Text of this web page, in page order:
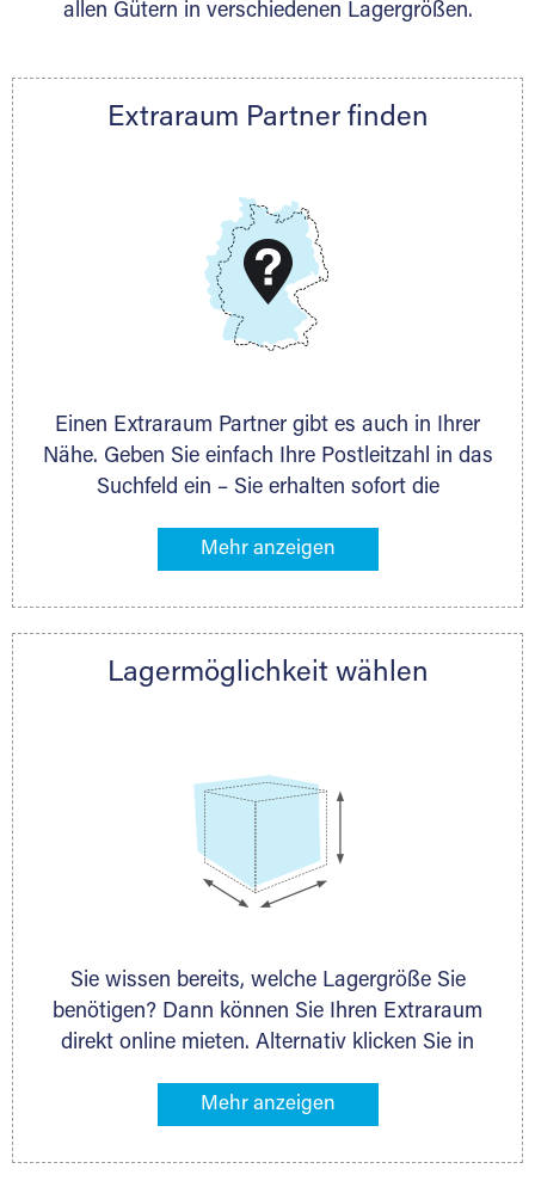
Nachricht.
Telefon:+49 6145 5442 - 404
DMG Aktiengesellschaft
www.dmg-ag.com
allen Gütern in verschiedenen Lagergrößen.
Extraraum Partner finden
Einen Extraraum Partner gibt es auch in Ihrer
Nähe. Geben Sie einfach Ihre Postleitzahl in das
Suchfeld ein – Sie erhalten sofort die
Lagermöglichkeiten in Ihrer Nähe. An zahlreichen
direkt online mieten. Gibt es Extraraum noch
nächstgelegenen Partner und besprechen alles
Lagermöglichkeit wählen
Sie wissen bereits, welche Lagergröße Sie
benötigen? Dann können Sie Ihren Extraraum
direkt online mieten. Alternativ klicken Sie in
Gegenstände an, die Sie einlagern möchten –
ermittelt. Natürlich steht Ihnen Ihr Extraraum